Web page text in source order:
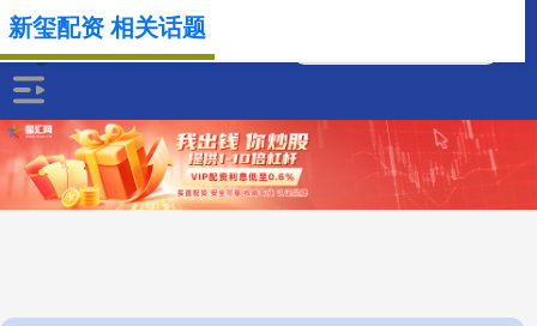
新玺配资 相关话题